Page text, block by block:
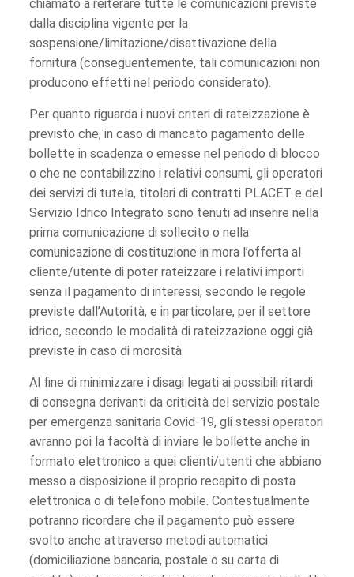
chiamato a reiterare tutte le comunicazioni previste
dalla disciplina vigente per la
sospensione/limitazione/disattivazione della
fornitura (conseguentemente, tali comunicazioni non
producono effetti nel periodo considerato).
Per quanto riguarda i nuovi criteri di rateizzazione è
previsto che, in caso di mancato pagamento delle
bollette in scadenza o emesse nel periodo di blocco
o che ne contabilizzino i relativi consumi, gli operatori
dei servizi di tutela, titolari di contratti PLACET e del
Servizio Idrico Integrato sono tenuti ad inserire nella
prima comunicazione di sollecito o nella
comunicazione di costituzione in mora l’offerta al
cliente/utente di poter rateizzare i relativi importi
senza il pagamento di interessi, secondo le regole
previste dall’Autorità, e in particolare, per il settore
idrico, secondo le modalità di rateizzazione oggi già
previste in caso di morosità.
Al fine di minimizzare i disagi legati ai possibili ritardi
di consegna derivanti da criticità del servizio postale
per emergenza sanitaria Covid-19, gli stessi operatori
avranno poi la facoltà di inviare le bollette anche in
formato elettronico a quei clienti/utenti che abbiano
messo a disposizione il proprio recapito di posta
elettronica o di telefono mobile. Contestualmente
potranno ricordare che il pagamento può essere
svolto anche attraverso metodi automatici
(domiciliazione bancaria, postale o su carta di